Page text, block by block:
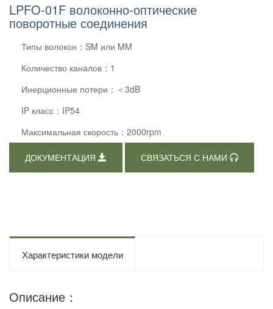
LPFO-01F волоконно-оптические
поворотные соединения
Типы волокон：SM или MM
Количество каналов：1
Инерционные потери：＜3dB
IP класс：IP54
Максимальная скорость：2000rpm
ДОКУМЕНТАЦИЯ СВЯЗАТЬСЯ С НАМИ
Характеристики модели
Описание：